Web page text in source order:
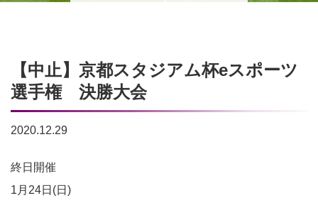
【中止】京都スタジアム杯eスポーツ
選手権 決勝大会
2020.12.29
【中
止】
終日開催
1月24日(日)